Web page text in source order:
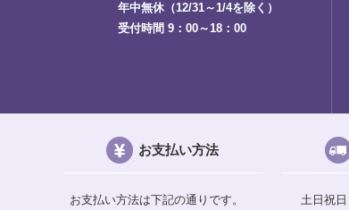
年中無休（12/31～1/4を除く）
受付時間 9：00～18：00
お支払い方法
お支払い方法は下記の通りです。
土日祝日